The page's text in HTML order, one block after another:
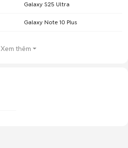
Galaxy S25 Ultra
Galaxy Note 10 Plus
Xem thêm